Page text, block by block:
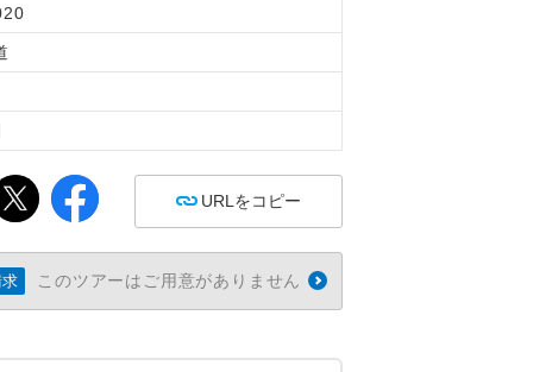
URLをコピー
このツアーはご用意がありません